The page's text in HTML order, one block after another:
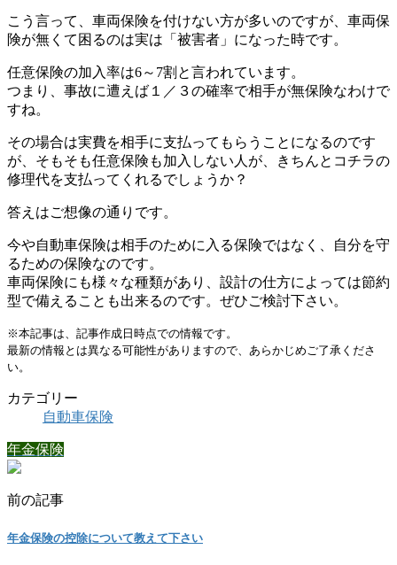
こう言って、車両保険を付けない方が多いのですが、車両保
険が無くて困るのは実は「被害者」になった時です。
任意保険の加入率は6～7割と言われています。
つまり、事故に遭えば１／３の確率で相手が無保険なわけで
すね。
その場合は実費を相手に支払ってもらうことになるのです
が、そもそも任意保険も加入しない人が、きちんとコチラの
修理代を支払ってくれるでしょうか？
答えはご想像の通りです。
今や自動車保険は相手のために入る保険ではなく、自分を守
るための保険なのです。
車両保険にも様々な種類があり、設計の仕方によっては節約
型で備えることも出来るのです。ぜひご検討下さい。
※本記事は、記事作成日時点での情報です。
最新の情報とは異なる可能性がありますので、あらかじめご了承くださ
い。
カテゴリー
自動車保険
年金保険
前の記事
年金保険の控除について教えて下さい